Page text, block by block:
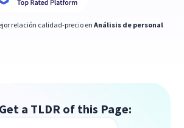
relación calidad-precio en Análisis de personal
a TLDR of this Page: